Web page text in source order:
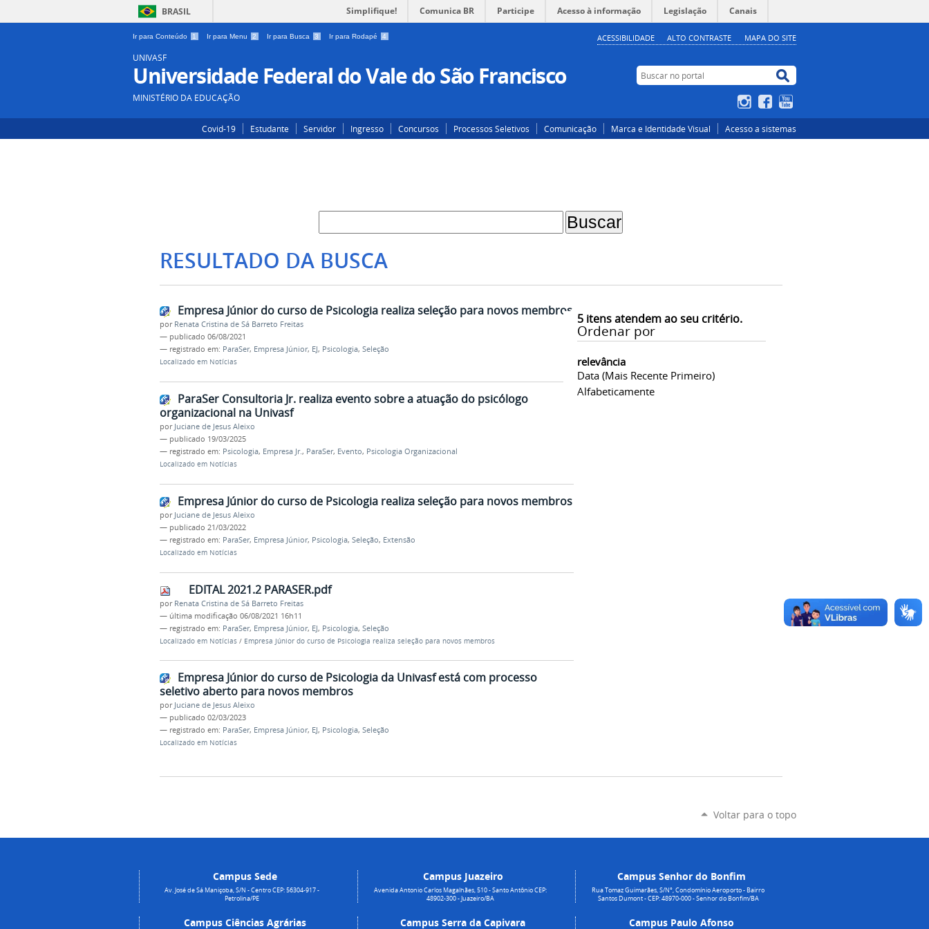
BRASIL Simplifique! Comunica BR Participe Acesso à informação Legislação Canais
Ir para Conteúdo 1 Ir para Menu 2 Ir para Busca 3 Ir para Rodapé 4 ACESSIBILIDADE ALTO CONTRASTE MAPA DO SITE
UNIVASF
Universidade Federal do Vale do São Francisco
MINISTÉRIO DA EDUCAÇÃO
Buscar no portal
Buscar no portal
InstagramFacebook
Covid-19 Estudante Servidor Ingresso Concursos Processos Seletivos Comunicação Marca e Identidade Visual Acesso a sistemas
RESULTADO DA BUSCA
5itens atendem ao seu critério.
Ordenar por
relevância
Data (mais Recente Primeiro)
Alfabeticamente
Empresa Júnior do curso de Psicologia realiza seleção para novos membros
por Renata Cristina de Sá Barreto Freitas
— publicado 06/08/2021
— registrado em: ParaSer, Empresa Júnior, EJ, Psicologia, Seleção
Localizado em Notícias
ParaSer Consultoria Jr. realiza evento sobre a atuação do psicólogo
organizacional na Univasf
por Juciane de Jesus Aleixo
— publicado 19/03/2025
— registrado em: Psicologia, Empresa Jr., ParaSer, Evento, Psicologia Organizacional
Localizado em Notícias
Empresa Júnior do curso de Psicologia realiza seleção para novos membros
por Juciane de Jesus Aleixo
— publicado 21/03/2022
— registrado em: ParaSer, Empresa Júnior, Psicologia, Seleção, Extensão
Localizado em Notícias
EDITAL 2021.2 PARASER.pdf
por Renata Cristina de Sá Barreto Freitas
— última modificação 06/08/2021 16h11
— registrado em: ParaSer, Empresa Júnior, EJ, Psicologia, Seleção
Localizado em Notícias / Empresa Júnior do curso de Psicologia realiza seleção para novos membros
Empresa Júnior do curso de Psicologia da Univasf está com processo
seletivo aberto para novos membros
por Juciane de Jesus Aleixo
— publicado 02/03/2023
— registrado em: ParaSer, Empresa Júnior, EJ, Psicologia, Seleção
Localizado em Notícias
Voltar para o topo
Campus Sede
Av. José de Sá Maniçoba, S/N - Centro CEP: 56304-917 -
Petrolina/PE
Campus Ciências Agrárias
Campus Juazeiro
Avenida Antonio Carlos Magalhães, 510 - Santo Antônio CEP:
48902-300 - Juazeiro/BA
Campus Serra da Capivara
Campus Senhor do Bonfim
Rua Tomaz Guimarães, S/N°, Condomínio Aeroporto - Bairro
Santos Dumont - CEP: 48970-000 - Senhor do Bonfim/BA
Campus Paulo Afonso